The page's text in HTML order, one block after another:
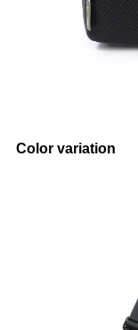
Color variation